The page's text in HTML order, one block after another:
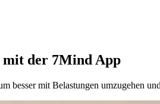
mit der 7Mind App
besser mit Belastungen umzugehen